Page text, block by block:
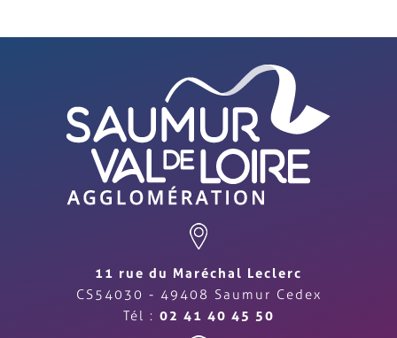
11 rue du Maréchal Leclerc
CS54030 - 49408 Saumur Cedex
Tél : 02 41 40 45 50